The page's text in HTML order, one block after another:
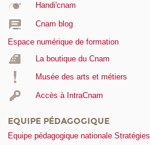
Handi'cnam
Cnam blog
Espace numérique de formation
La boutique du Cnam
Musée des arts et métiers
Accès à IntraCnam
EQUIPE PÉDAGOGIQUE
Equipe pédagogique nationale Stratégies